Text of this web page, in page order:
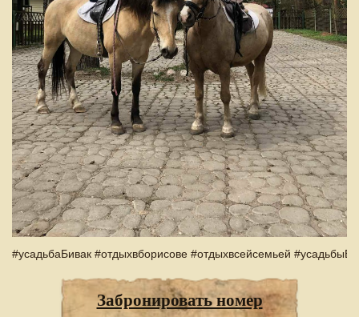
#усадьбаБивак #отдыхвборисове #отдыхвсейсемьей
Забронировать номер